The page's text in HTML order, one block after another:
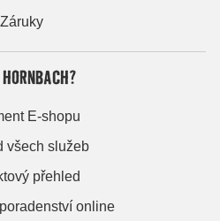
Záruky
E-shopu
všech služeb
přehled
online